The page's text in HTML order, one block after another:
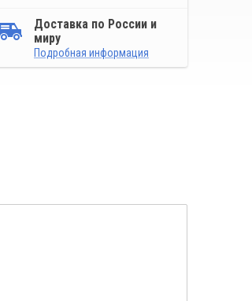
Доставка по России и
миру
Подробная информация